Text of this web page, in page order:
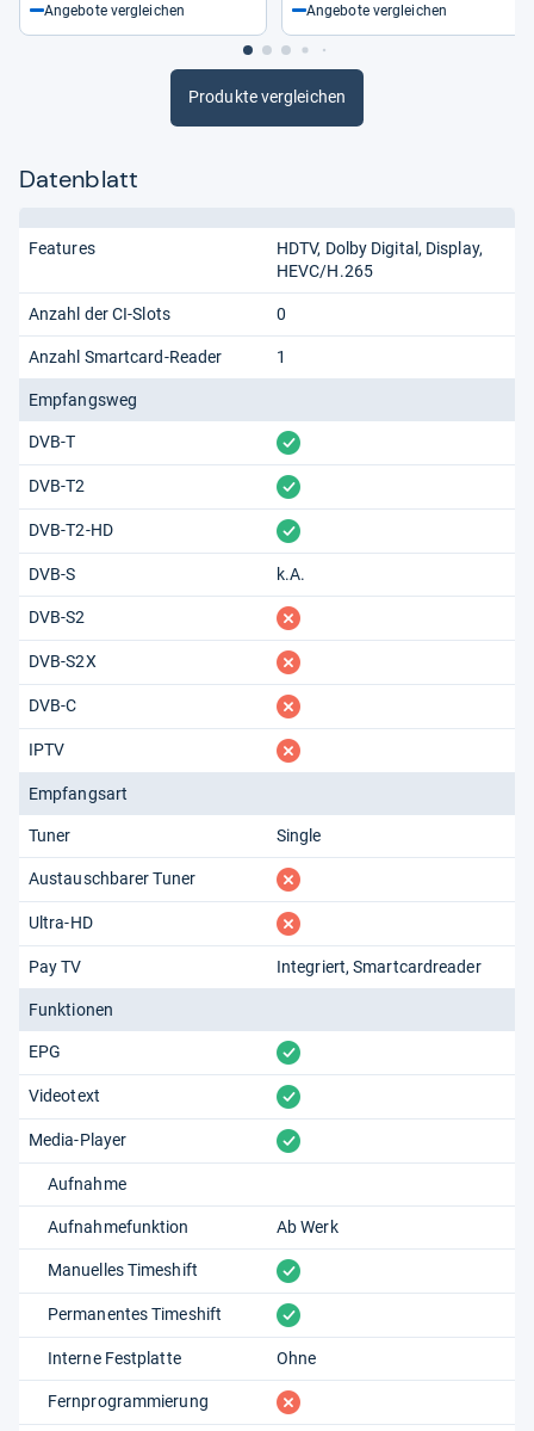
Angebote vergleichen Angebote vergleichen
Produkte vergleichen
Datenblatt
Features HDTV Dolby Digital
Display
HEVC/H.265
Anzahl der CI-Slots 0
Anzahl Smartcard-Reader 1
Empfangsweg
DVB-T vorhanden
DVB-T2 vorhanden
DVB-T2-HD vorhanden
DVB-S k.A.
DVB-S2 fehlt
DVB-S2X fehlt
DVB-C fehlt
IPTV fehlt
Empfangsart
Tuner Single
Austauschbarer Tuner fehlt
Ultra-HD fehlt
Pay TV Integriert Smartcardreader
Funktionen
EPG vorhanden
Videotext vorhanden
Media-Player vorhanden
Aufnahme
Aufnahmefunktion Ab Werk
Manuelles Timeshift vorhanden
Permanentes Timeshift vorhanden
Interne Festplatte Ohne
Fernprogrammierung fehlt